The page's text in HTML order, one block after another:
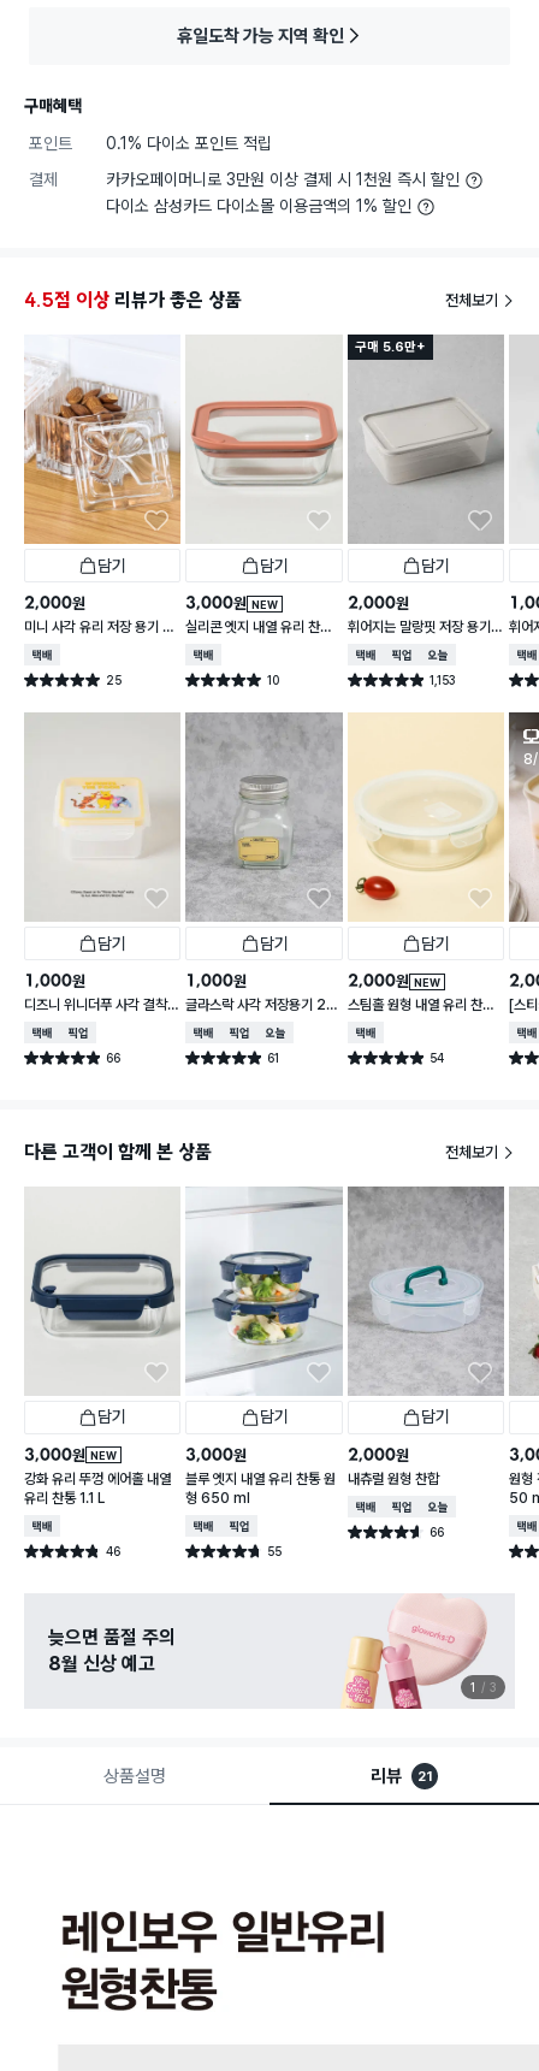
휴일도착 가능 지역 확인
구매혜택
포인트
0.1% 다이소 포인트 적립
결제
카카오페이머니로 3만원 이상 결제 시 1천원 즉시 할인
다이소 삼성카드 다이소몰 이용금액의 1% 할인
4.5점 이상 리뷰가 좋은 상품 전체보기
담기
2,000원
미니 사각 유리 저장 용기 13
0 ml
택배배송
별점 5.0점 25
건 작성
담기
NEW
3,000원
실리콘 엣지 내열 유리 찬통
550 ml
택배배송
별점 5.0점 10
건 작성
구매 5.6만+
담기
2,000원
휘어지는 말랑핏 저장 용기
2 L 그레이
택배배송매장픽업오늘배송
별점 4.9점 1,153
건 작성
휘어
택배
별점
담기
1,000원
디즈니 위니더푸 사각 결착
찬통 310 ml
택배배송매장픽업
별점 4.9점 66
건 작성
담기
1,000원
글라스락 사각 저장용기 24
0ml
택배배송매장픽업오늘배송
별점 4.9점 61
건 작성
담기
NEW
2,000원
스팀홀 원형 내열 유리 찬통
1 L
택배배송
별점 4.9점 54
건 작성
[스
가
택배
별점
다른 고객이 함께 본 상품 전체보기
담기
NEW
3,000원
강화 유리 뚜껑 에어홀 내열
유리 찬통 1.1 L
택배배송
별점 4.8점 46
건 작성
담기
3,000원
블루 엣지 내열 유리 찬통 원
형 650 ml
택배배송매장픽업
별점 4.7점 55
건 작성
담기
2,000원
내츄럴 원형 찬합
택배배송매장픽업오늘배송
별점 4.6점 66
건 작성
원형
50
택배
별점
늦으면 품절 주의
8월 신상 예고
1 3
상품설명 리뷰 21